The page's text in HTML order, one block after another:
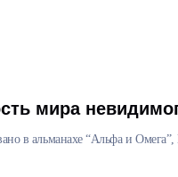
мира
в альманахе “Альфа и